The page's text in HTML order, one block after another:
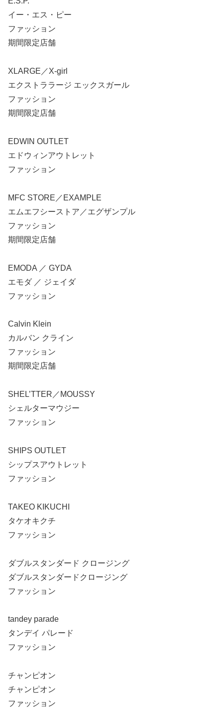
イー・エス・ピー
ファッション
期間限定店舗
XLARGE／X-girl
エクストララージ エックスガール
ファッション
期間限定店舗
EDWIN OUTLET
エドウィンアウトレット
ファッション
MFC STORE／EXAMPLE
エムエフシーストア／エグザンプル
ファッション
期間限定店舗
EMODA ／ GYDA
エモダ ／ ジェイダ
ファッション
Calvin Klein
カルバン クライン
ファッション
期間限定店舗
SHEL’TTER／MOUSSY
シェルターマウジー
ファッション
SHIPS OUTLET
シップスアウトレット
ファッション
TAKEO KIKUCHI
タケオキクチ
ファッション
ダブルスタンダード クロージング
ダブルスタンダードクロージング
ファッション
tandey parade
タンデイ パレード
ファッション
チャンピオン
チャンピオン
ファッション